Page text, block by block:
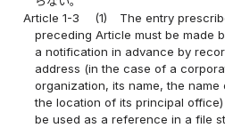
Article 1-3
(1)
The entry
preceding Article must be made
a notification in advance by
address (in the case of a
organization, its name, the
the location of its principal
be used as a reference in a file